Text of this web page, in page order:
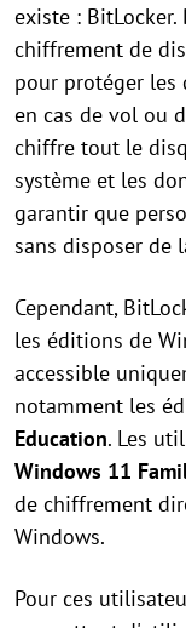
existe :
chiffrement de
pour protéger les
en cas de vol ou
chiffre tout le
système et les
garantir que
sans disposer de
Cependant,
les éditions de
accessible
notamment les
Education. Les
Windows 11
de chiffrement
Windows.
Pour ces